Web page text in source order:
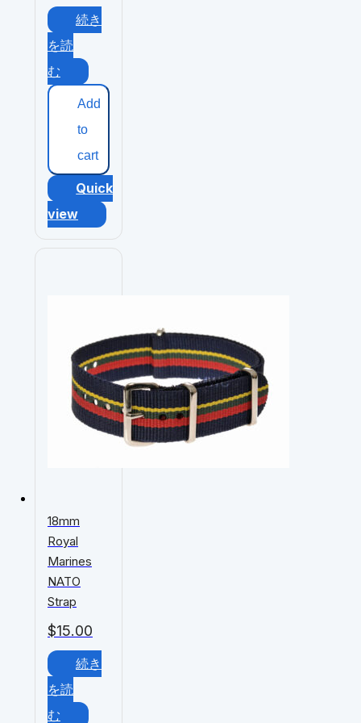
続き
を読
む
Add
to
cart
Quick
view
$15.00
18mm
Royal
Marines
NATO
Strap
続き
を読
む